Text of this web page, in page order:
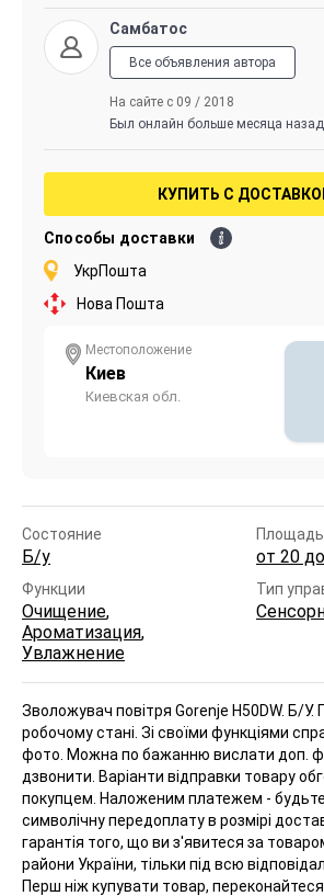
Самбатос
Все объявления автора
На сайте с 09 / 2018
Был онлайн больше месяца назад
КУПИТЬ С
Способы доставки
УкрПошта
Нова Пошта
Местоположение
Киев
Киевская обл.
Состояние
Б/у от 20
Функции
Очищение,
Ароматизация,
Увлажнение
Тип
Зволожувач повітря Gorenje H50DW. Б/У.
робочому стані. Зі своїми функціями
фото. Можна по бажанню вислати доп.
дзвонити. Варіанти відправки товару
покупцем. Наложеним платежем - будьте
символічну передоплату в розмірі
гарантія того, що ви з'явитеся за
райони України, тільки під всю
Перш ніж купувати товар,